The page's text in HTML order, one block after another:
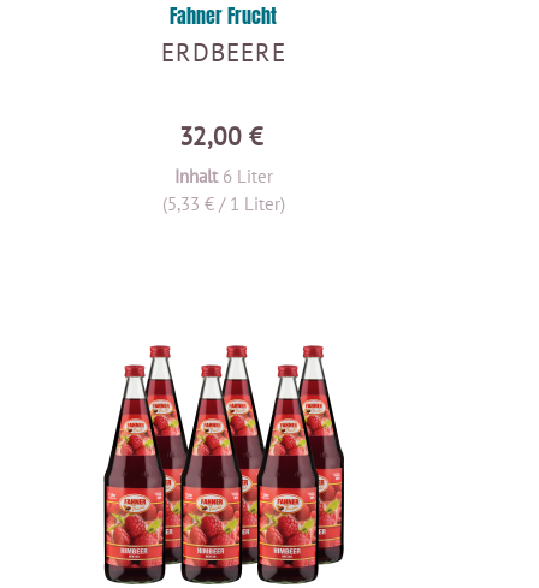
Fahner Frucht
ERDBEERE
32,00 €
Inhalt 6 Liter
(5,33 € / 1 Liter)